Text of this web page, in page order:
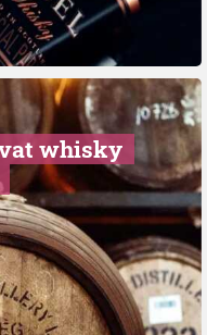
whisky